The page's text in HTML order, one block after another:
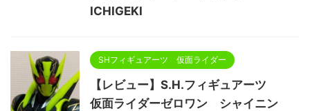
ICHIGEKI
SHフィギュアーツ 仮面ライダー
【レビュー】S.H.フィギュアーツ
仮面ライダーゼロワン シャイニン